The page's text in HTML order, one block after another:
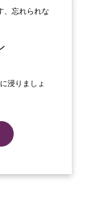
ンを高め、若者
いる。
み、新しい活動
、忘れられな
浸りましょ